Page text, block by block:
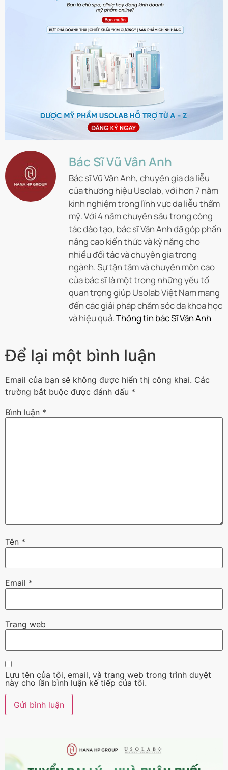
Bác Sĩ Vũ Vân Anh
Bác sĩ Vũ Vân Anh, chuyên gia da liễu
của thương hiệu Usolab, với hơn 7 năm
kinh nghiệm trong lĩnh vực da liễu thẩm
mỹ. Với 4 năm chuyên sâu trong công
tác đào tạo, bác sĩ Vân Anh đã góp phần
nâng cao kiến thức và kỹ năng cho
nhiều đối tác và chuyên gia trong
ngành. Sự tận tâm và chuyên môn cao
của bác sĩ là một trong những yếu tố
quan trọng giúp Usolab Việt Nam mang
đến các giải pháp chăm sóc da khoa học
và hiệu quả.Thông tin bác Sĩ Vân Anh
Để lại một bình luận
Email của bạn sẽ không được hiển thị công khai. Các
trường bắt buộc được đánh dấu *
Bình luận *
Tên *
Email *
Trang web
Lưu tên của tôi, email, và trang web trong trình duyệt
này cho lần bình luận kế tiếp của tôi.